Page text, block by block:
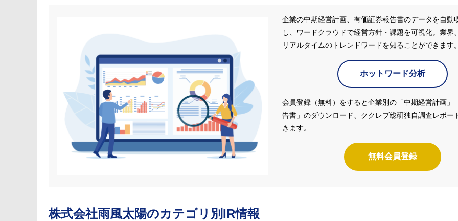
企業の中期経営計画、有価証券報告書のデータを自動
し、ワードクラウドで経営方針・課題を可視化。業界
リアルタイムのトレンドワードを知ることができます
ホットワード分析
会員登録（無料）をすると企業別の「中期経営計画」
告書」のダウンロード、ククレブ総研独自調査レポー
きます。
無料会員登録
株式会社雨風太陽のカテゴリ別IR情報